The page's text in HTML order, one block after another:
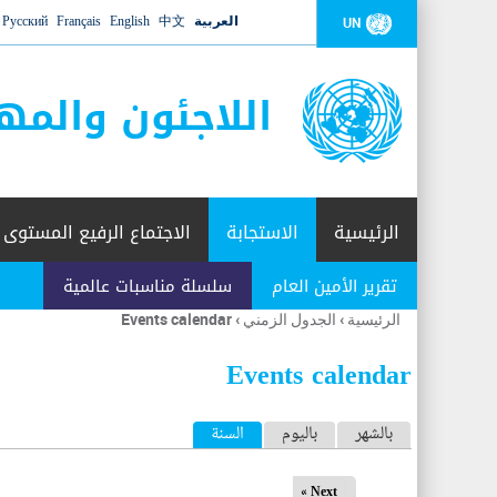
UN العربية 中文
English
Français
Русский
اللاجئون
الرئيسية الاستجابة
تقرير الأمين العام سلسلة مناسبات عالمية
الاجتماع الرفيع المستوى
أنت
هنا
الرئيسية › الجدول الزمني ›
Events calendar
Events calendar
ا بالشهر باليوم السنة (علامة التبويب النشطة)